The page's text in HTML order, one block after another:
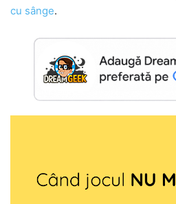
cu sânge.